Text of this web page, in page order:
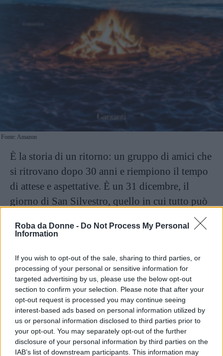
Roba da Donne - Do Not Process My Personal
Information
If you wish to opt-out of the sale, sharing to third parties, or
processing of your personal or sensitive information for
targeted advertising by us, please use the below opt-out
section to confirm your selection. Please note that after your
opt-out request is processed you may continue seeing
interest-based ads based on personal information utilized by
us or personal information disclosed to third parties prior to
your opt-out. You may separately opt-out of the further
disclosure of your personal information by third parties on the
IAB’s list of downstream participants. This information may
Fonte: Amazon
È la storia di un ritorno: un gruppo di amici che
si ritrovano dopo 30 anni e riempiono il tempo
di attese e aspettative. È un 31 dicembre, il
giorno di San Silvestro, quello in cui tutto può
accadere, come il ritorno di un antico amore.
Acquista ora su Amazon.
Continua a leggere dopo la pubblicità
3.La vita bugiarda degli adulti di
Elena Ferrante